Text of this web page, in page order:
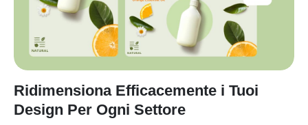
Ridimensiona Efficacemente i Tuoi
Design Per Ogni Settore